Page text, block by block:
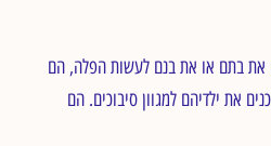
את בתם או את בנם לעשות הפלה, הם
את ילדיהם למגוון סיבוכים. הם